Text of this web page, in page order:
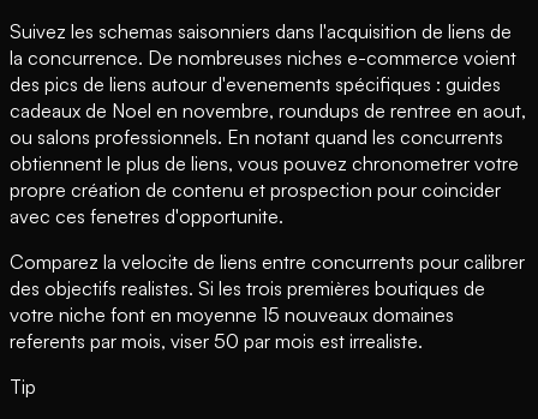
Suivez les schemas saisonniers dans l'acquisition de liens de
la concurrence. De nombreuses niches e-commerce voient
des pics de liens autour d'evenements spécifiques : guides
cadeaux de Noel en novembre, roundups de rentree en aout,
ou salons professionnels. En notant quand les concurrents
obtiennent le plus de liens, vous pouvez chronometrer votre
propre création de contenu et prospection pour coincider
avec ces fenetres d'opportunite.
Comparez la velocite de liens entre concurrents pour calibrer
des objectifs realistes. Si les trois premières boutiques de
votre niche font en moyenne 15 nouveaux domaines
referents par mois, viser 50 par mois est irrealiste.
Tip